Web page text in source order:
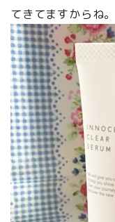
てきてますからね。